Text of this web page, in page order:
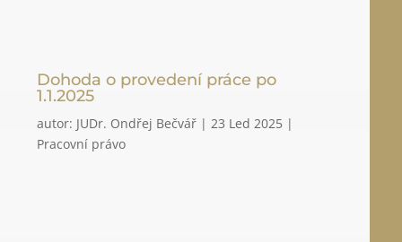
Dohoda o provedení práce po
1.1.2025
autor: JUDr. Ondřej Bečvář |23 Led 2025 |
Pracovní právo